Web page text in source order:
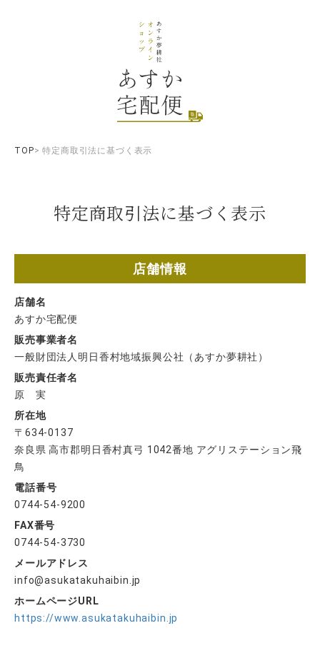
TOP 特定商取引法に基づく表示
特定商取引法に基づく表示
店舗情報
店舗名
あすか宅配便
販売事業者名
一般財団法人明日香村地域振興公社（あすか夢耕社）
販売責任者名
原 実
所在地
〒634-0137
奈良県 高市郡明日香村真弓 1042番地 アグリステーション飛
鳥
電話番号
0744-54-9200
FAX番号
0744-54-3730
メールアドレス
info@asukatakuhaibin.jp
ホームページURL
https://www.asukatakuhaibin.jp